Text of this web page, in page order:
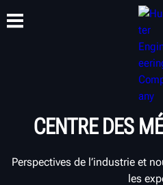
CENTRE DES
Perspectives de l’industrie et
les